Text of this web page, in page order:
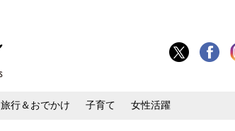
旅行＆おでかけ 子育て 女性活躍